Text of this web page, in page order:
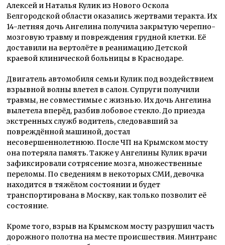
Алексей и Наталья Кулик из Нового Оскола
Белгородской области оказались жертвами теракта. Их
14-летняя дочь Ангелина получила закрытую черепно-
мозговую травму и повреждения грудной клетки. Её
доставили на вертолёте в реанимацию Детской
краевой клинической больницы в Краснодаре.
Двигатель автомобиля семьи Кулик под воздействием
взрывной волны влетел в салон. Супруги получили
травмы, не совместимые с жизнью. Их дочь Ангелина
вылетела вперёд, разбив лобовое стекло. До приезда
экстренных служб водитель, следовавший за
повреждённой машиной, достал
несовершеннолетнюю. После ЧП на Крымском мосту
она потеряла память. Также у Ангелины Кулик врачи
зафиксировали сотрясение мозга, множественные
переломы. По сведениям в некоторых СМИ, девочка
находится в тяжёлом состоянии и будет
транспортирована в Москву, как только позволит её
состояние.
Кроме того, взрыв на Крымском мосту разрушил часть
дорожного полотна на месте происшествия. Минтранс